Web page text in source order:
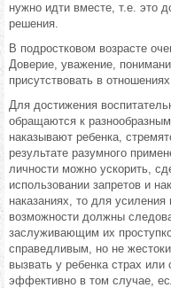
нужно идти вместе, т.е. это
решения.
В подростковом возрасте
Доверие, уважение,
присутствовать в
Для достижения
обращаются к
наказывают ребенка,
результате разумного
личности можно ускорить,
использовании запретов и
наказаниях, то для
возможности должны
заслуживающим их
справедливым, но не
вызвать у ребенка страх
эффективно в том случае,